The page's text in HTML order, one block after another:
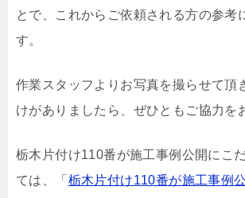
とで、これからご依頼される方の参考
す。
作業スタッフよりお写真を撮らせて頂
けがありましたら、ぜひともご協力を
栃木片付け110番が施工事例公開にこ
ては、「 栃木片付け110番が施工事例